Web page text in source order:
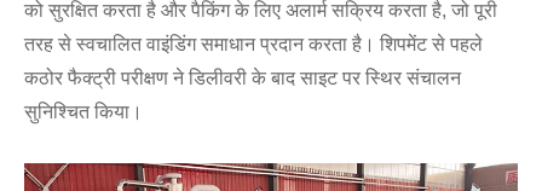
को सुरक्षित करता है और पैकिंग के लिए अलार्म सक्रिय करता है, जो पूरी
तरह से स्वचालित वाइंडिंग समाधान प्रदान करता है। शिपमेंट से पहले
कठोर फैक्ट्री परीक्षण ने डिलीवरी के बाद साइट पर स्थिर संचालन
सुनिश्चित किया।